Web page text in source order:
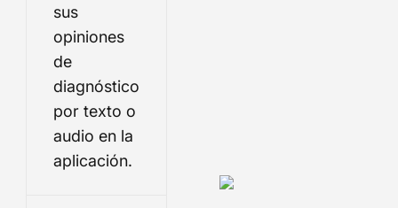
sus
opiniones
de
diagnóstico
por texto o
audio en la
aplicación.